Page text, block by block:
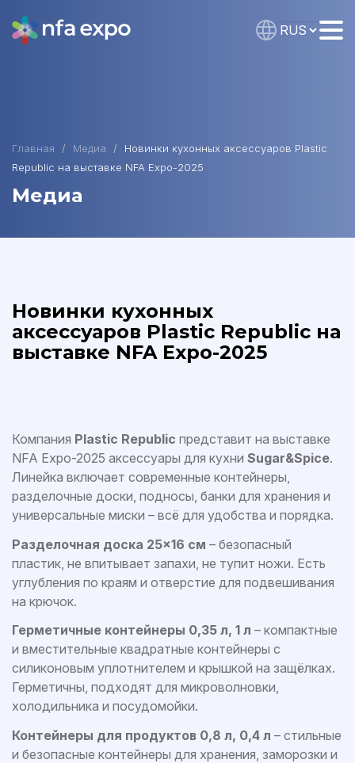
Главная Медиа
Новинки кухонных аксессуаров Plastic
Republic на выставке NFA Expo-2025
Медиа
Новинки кухонных
аксессуаров Plastic Republic на
выставке NFA Expo-2025
Компания Plastic Republic представит на выставке
NFA Expo-2025 аксессуары для кухни Sugar&Spice.
Линейка включает современные контейнеры,
разделочные доски, подносы, банки для хранения и
универсальные миски – всё для удобства и порядка.
Разделочная доска 25×16 см – безопасный
пластик, не впитывает запахи, не тупит ножи. Есть
углубления по краям и отверстие для подвешивания
на крючок.
Герметичные контейнеры 0,35 л, 1 л – компактные
и вместительные квадратные контейнеры с
силиконовым уплотнителем и крышкой на защёлках.
Герметичны, подходят для микроволновки,
холодильника и посудомойки.
Контейнеры для продуктов 0,8 л, 0,4 л – стильные
и безопасные контейнеры для хранения, заморозки и